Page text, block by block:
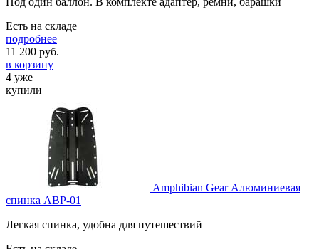
Есть на складе
подробнее
11 200 руб.
в корзину
4 уже
купили
Amphibian Gear Алюминиевая
спинка ABP-01
Легкая спинка, удобна для путешествий